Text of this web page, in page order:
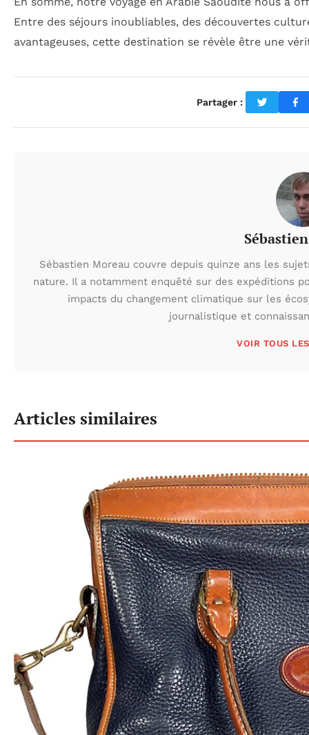
Entre des séjours inoubliables, des découvertes
avantageuses, cette destination se révèle être une
Partager :
Sébastien Moreau couvre depuis quinze ans les
nature. Il a notamment enquêté sur des expéditions
impacts du changement climatique sur les
journalistique et
VOIR TOUS
Articles similaires